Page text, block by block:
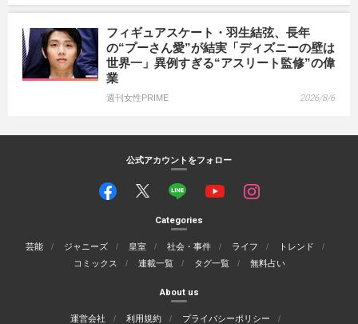
フィギュアスケート・羽生結弦、長年
の“プーさん愛”が結実「ディズニーの壁は
世界一」異例すぎる“アスリート監修”の偉
業
週刊女性PRIME 2026/8/6
公式アカウントをフォロー
Categories
芸能 ジャニーズ 皇室 社会・事件 ライフ
トレンド
コミックス
連載一覧 タグ一覧 無料占い
About us
運営会社 利用規約
プライバシーポリシー